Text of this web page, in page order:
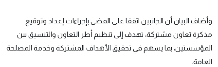
وأضاف البيان أن الجانبين اتفقا على المضي بإجراءات إعداد وتوقيع
مذكرة تعاون مشتركة، تهدف إلى تنظيم أطر التعاون والتنسيق بين
المؤسستين، بما يسهم في تحقيق الأهداف المشتركة وخدمة المصلحة
العامة.